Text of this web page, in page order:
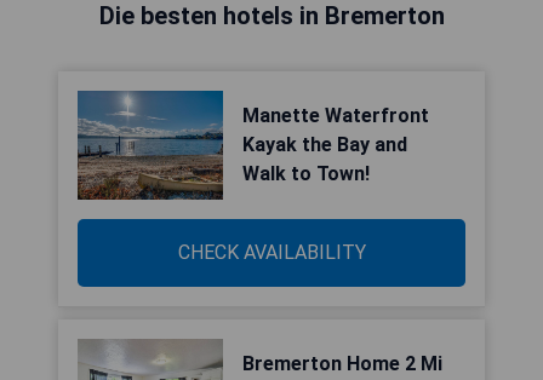
Die besten hotels in Bremerton
Manette Waterfront
Kayak the Bay and
Walk to Town!
CHECK AVAILABILITY
Bremerton Home 2 Mi